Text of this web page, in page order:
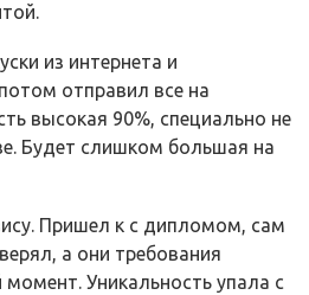
из интернета и
отправил все на
высокая 90%, специально не
Будет слишком большая на
Пришел к с дипломом, сам
а они требования
Уникальность упала с